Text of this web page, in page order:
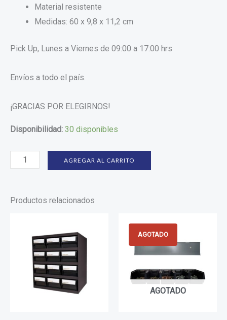
Material resistente
Medidas: 60 x 9,8 x 11,2 cm
Pick Up, Lunes a Viernes de 09:00 a 17:00 hrs
Envíos a todo el país.
¡GRACIAS POR ELEGIRNOS!
Disponibilidad: 30 disponibles
AGREGAR AL CARRITO
Productos relacionados
AGOTADO
AGOTADO